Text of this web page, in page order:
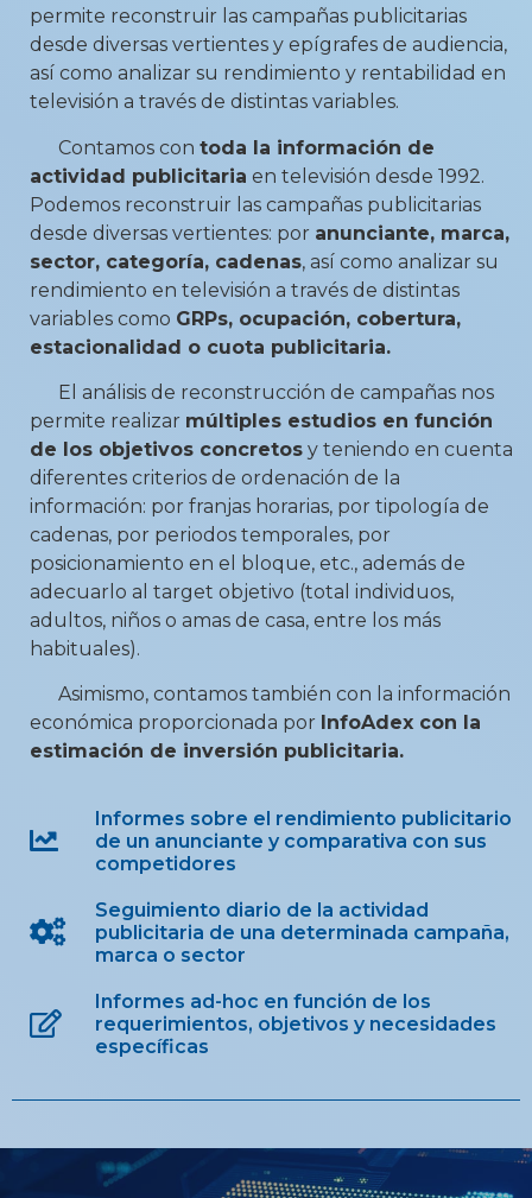
permite reconstruir las campañas publicitarias
desde diversas vertientes y epígrafes de audiencia,
así como analizar su rendimiento y rentabilidad en
televisión a través de distintas variables.
Contamos con toda la información de
actividad publicitaria en televisión desde 1992.
Podemos reconstruir las campañas publicitarias
desde diversas vertientes: por anunciante, marca,
sector, categoría, cadenas, así como analizar su
rendimiento en televisión a través de distintas
variables como GRPs, ocupación, cobertura,
estacionalidad o cuota publicitaria.
El análisis de reconstrucción de campañas nos
permite realizar múltiples estudios en función
de los objetivos concretos y teniendo en cuenta
diferentes criterios de ordenación de la
información: por franjas horarias, por tipología de
cadenas, por periodos temporales, por
posicionamiento en el bloque, etc., además de
adecuarlo al target objetivo (total individuos,
adultos, niños o amas de casa, entre los más
habituales).
Asimismo, contamos también con la información
económica proporcionada por InfoAdex con la
estimación de inversión publicitaria.
Informes sobre el rendimiento publicitario
de un anunciante y comparativa con sus
competidores
Seguimiento diario de la actividad
publicitaria de una determinada campaña,
marca o sector
Informes ad-hoc en función de los
requerimientos, objetivos y necesidades
específicas